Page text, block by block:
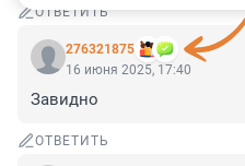
ОТВЕТИТЬ
276321875
16 июня 2025, 17:40
Завидно
ОТВЕТИТЬ